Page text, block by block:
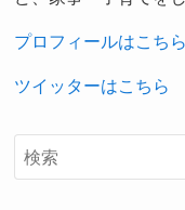
プロフィールはこちら
ツイッターはこちら